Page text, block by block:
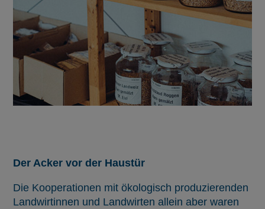
Der Acker vor der Haustür
Die Kooperationen mit ökologisch produzierenden
Landwirtinnen und Landwirten allein aber waren